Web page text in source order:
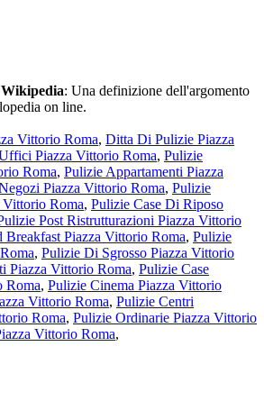
: Una definizione dell'argomento
on line.
Vittorio Roma, Ditta Di Pulizie Piazza
Piazza Vittorio Roma, Pulizie
Roma, Pulizie Appartamenti Piazza
Piazza Vittorio Roma, Pulizie
Roma, Pulizie Case Di Riposo
Post Ristrutturazioni Piazza Vittorio
Piazza Vittorio Roma, Pulizie
, Pulizie Di Sgrosso Piazza Vittorio
Piazza Vittorio Roma, Pulizie Case
Roma, Pulizie Cinema Piazza Vittorio
Vittorio Roma, Pulizie Centri
Roma, Pulizie Ordinarie Piazza Vittorio
Vittorio Roma,